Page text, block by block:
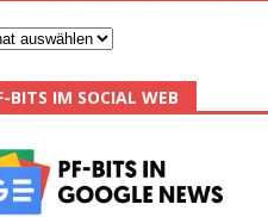
BITS IM SOCIAL WEB